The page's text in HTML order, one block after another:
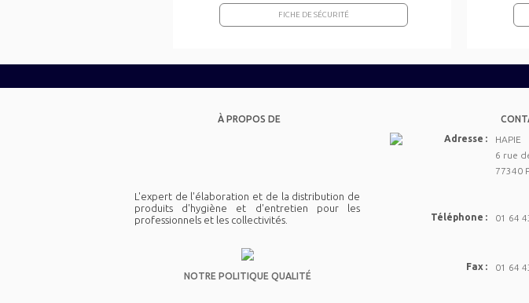
FICHE DE SÉCURITÉ
À PROPOS DE
L'expert de l'élaboration et de la distribution de
produits d'hygiène et d'entretien pour les
professionnels et les collectivités.
NOTRE POLITIQUE QUALITÉ
Adresse :
HAPIE
6 rue
77340
Téléphone : 01 64
Fax : 01 64